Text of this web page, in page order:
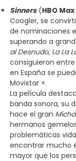
Sinners(HBO Max
Coogler, se
de nominaciones
superando a
al Desnudo, La La
consiguieron
en España se
Movistar +.
La película
banda sonora, su
hace el gran
hermanos
problemáticas
encontrar mucho
mayor que los